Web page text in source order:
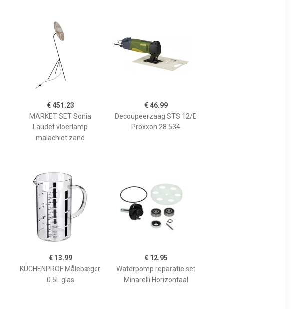
€ 451.23
MARKET SET Sonia
Laudet vloerlamp
malachiet zand
€ 46.99
Decoupeerzaag STS 12/E
Proxxon 28 534
€ 13.99
KÜCHENPROF Målebæger
0.5L glas
€ 12.95
Waterpomp reparatie set
Minarelli Horizontaal